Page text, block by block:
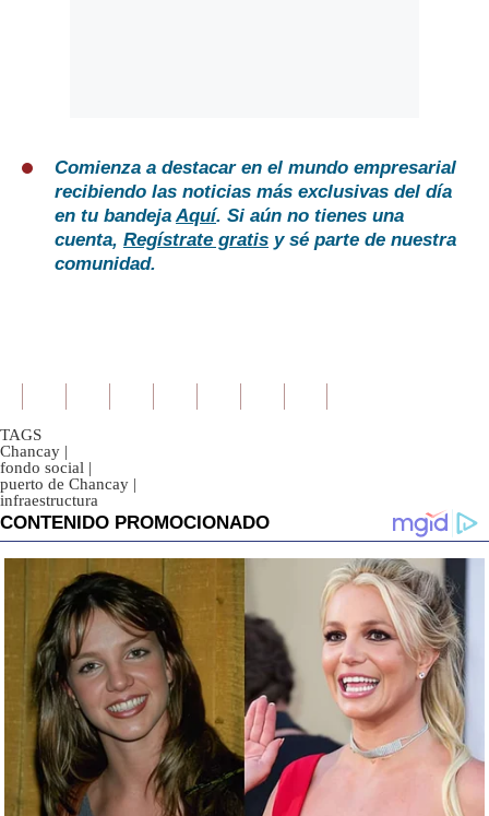
Comienza a destacar en el mundo empresarial
recibiendo las noticias más exclusivas del día
en tu bandejaAquí. Si aún no tienes una
cuenta, Regístrate gratis y sé parte de nuestra
comunidad.
TAGS
Chancay |
fondo social |
puerto de Chancay |
infraestructura